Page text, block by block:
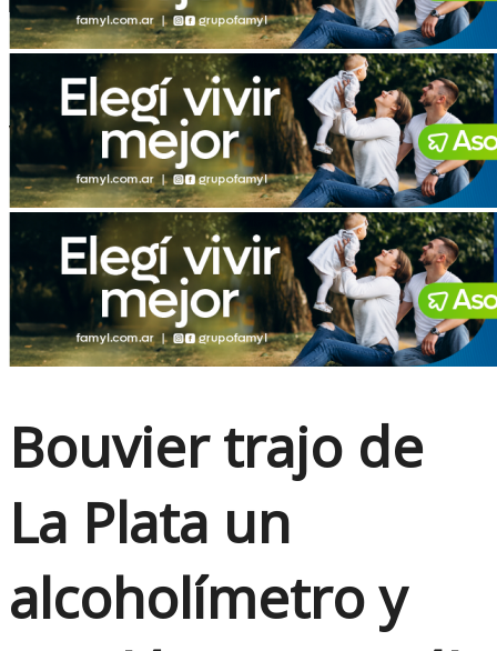
No Result
View All Result
Bouvier trajo de
La Plata un
alcoholímetro y